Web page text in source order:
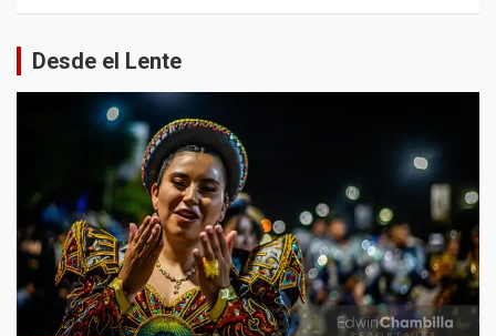
Desde el Lente